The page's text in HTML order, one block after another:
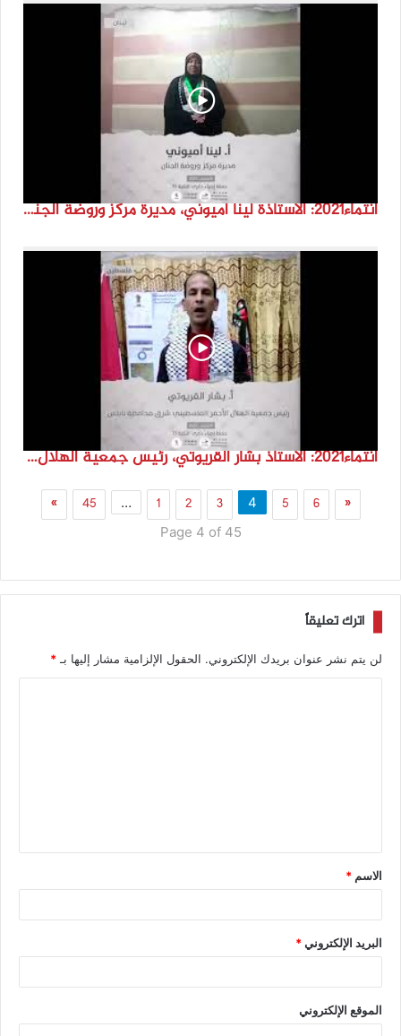
انتماء2021: الاستاذة لينا اميوني، مديرة مركز وروضة الجنان، لبنان
انتماء2021: الاستاذ بشار القريوتي، رئيس جمعية الهلال الاحمر الفلسطيني شرق محافظة نابلس، فلسطين
«
1 2 3 4 5 6
…
45
»
Page 4 of 45
اترك تعليقاً
لن يتم نشر عنوان بريدك الإلكتروني. الحقول الإلزامية مشار إليها بـ *
الاسم *
البريد الإلكتروني*
الموقع الإلكتروني